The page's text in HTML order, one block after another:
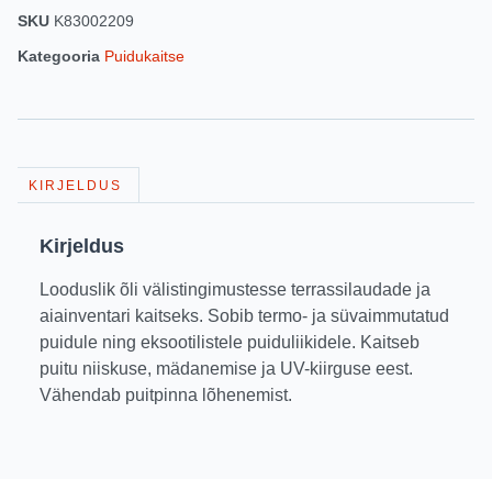
SKU K83002209
Kategooria Puidukaitse
KIRJELDUS
Kirjeldus
Looduslik õli välistingimustesse terrassilaudade ja
aiainventari kaitseks. Sobib termo- ja süvaimmutatud
puidule ning eksootilistele puiduliikidele. Kaitseb
puitu niiskuse, mädanemise ja UV-kiirguse eest.
Vähendab puitpinna lõhenemist.